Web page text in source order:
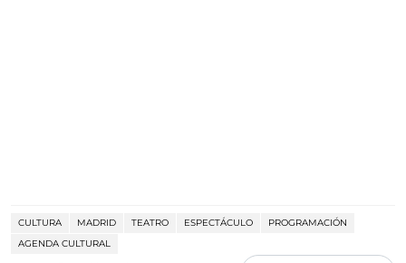
CULTURA MADRID TEATRO ESPECTÁCULO
PROGRAMACIÓN
AGENDA CULTURAL